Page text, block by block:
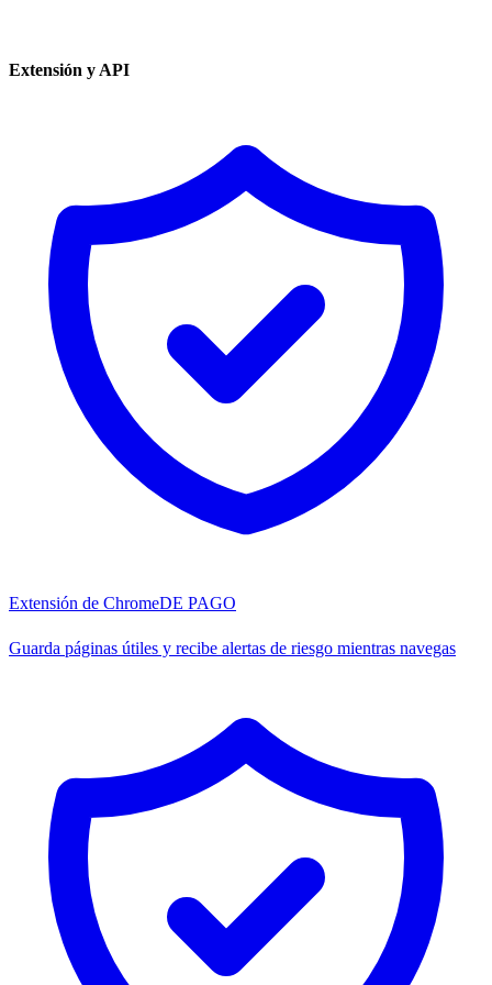
Extensión y API
Extensión de ChromeDE PAGO
Guarda páginas útiles y recibe alertas de riesgo mientras navegas